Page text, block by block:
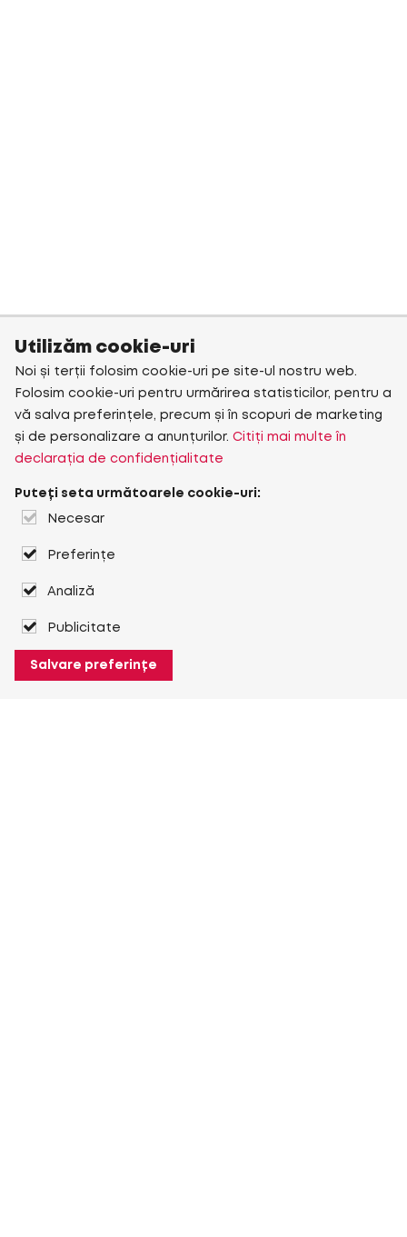
Utilizăm cookie-uri
Noi și terții folosim cookie-uri pe site-ul nostru web.
Folosim cookie-uri pentru urmărirea statisticilor, pentru a
vă salva preferințele, precum și în scopuri de marketing
și de personalizare a anunțurilor. Citiți mai multe în
declarația de confidențialitate
Puteți seta următoarele cookie-uri:
Necesar
Preferințe
Analiză
Publicitate
Salvare preferințe